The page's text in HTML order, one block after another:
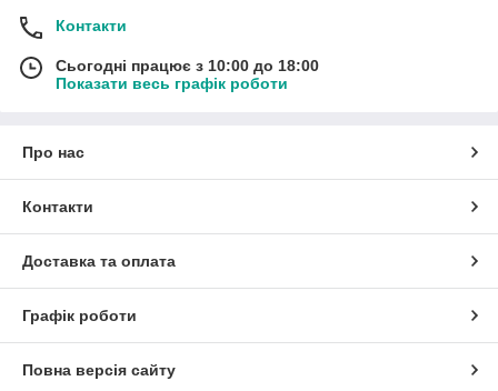
Контакти
Сьогодні працює з 10:00 до 18:00
Показати весь графік роботи
Про нас
Контакти
Доставка та оплата
Графік роботи
Повна версія сайту